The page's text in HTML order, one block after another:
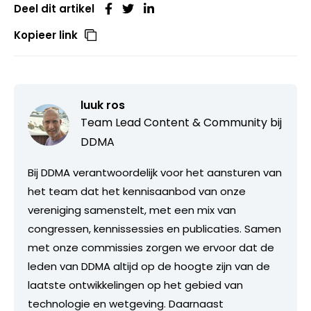
Deel dit artikel
Kopieer link
luuk ros
Team Lead Content & Community bij
DDMA
Bij DDMA verantwoordelijk voor het aansturen van
het team dat het kennisaanbod van onze
vereniging samenstelt, met een mix van
congressen, kennissessies en publicaties. Samen
met onze commissies zorgen we ervoor dat de
leden van DDMA altijd op de hoogte zijn van de
laatste ontwikkelingen op het gebied van
technologie en wetgeving. Daarnaast